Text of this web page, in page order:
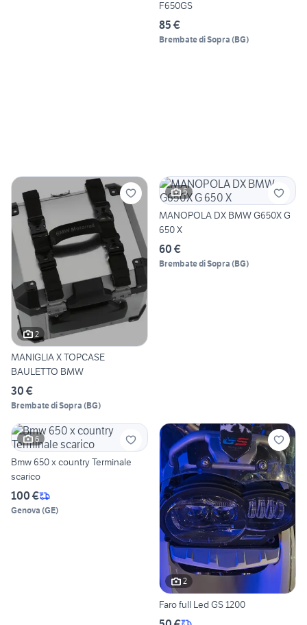
F650GS
85 €
Brembate di Sopra (BG)
2
MANIGLIA X TOPCASE
BAULETTO BMW
30 €
Brembate di Sopra (BG)
5
MANOPOLA DX BMW G650X G
650 X
60 €
Brembate di Sopra (BG)
6
Bmw 650 x country Terminale
scarico
100 €
Genova (GE)
2
Faro full Led GS 1200